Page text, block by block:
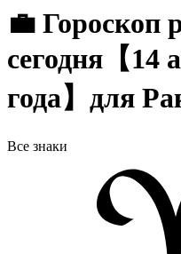
💼 Гороскоп
сегодня【14
года】для
Все знаки